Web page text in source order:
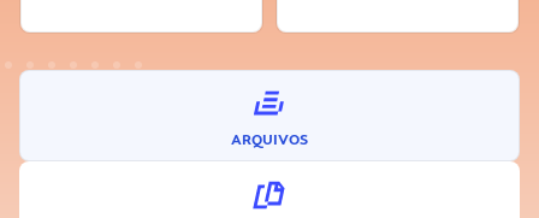
ARQUIVOS